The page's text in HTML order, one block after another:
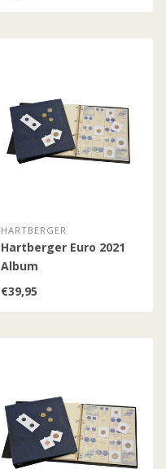
HARTBERGER
Hartberger Euro 2021
Album
€39,95